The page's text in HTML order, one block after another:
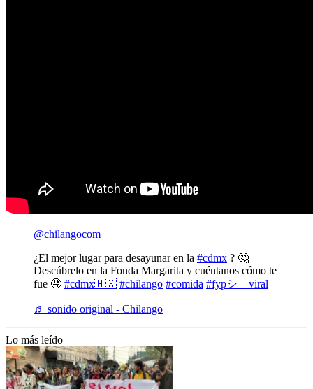
@chilangocom
¿El mejor lugar para desayunar en la #cdmx ? 🤔
Descúbrelo en la Fonda Margarita y cuéntanos cómo te
fue 🤤 #cdmx🇲🇽 #chilango #comida #fypシ゚viral
♬ sonido original - Chilango
Lo más leído